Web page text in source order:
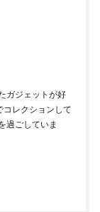
ガジェットが好
コレクションして
過ごしていま